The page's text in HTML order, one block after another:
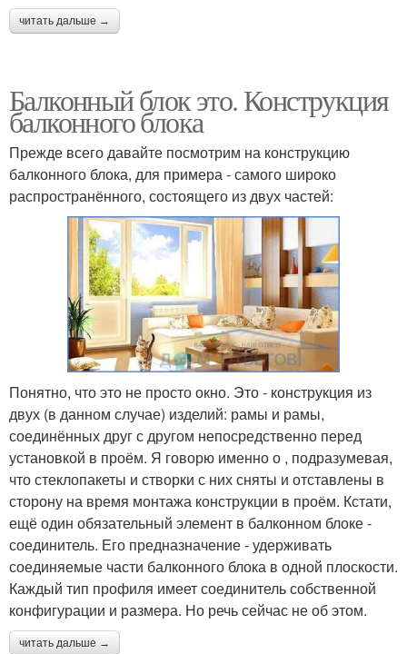
читать дальше →
Балконный блок это. Конструкция
балконного блока
Прежде всего давайте посмотрим на конструкцию
балконного блока, для примера - самого широко
распространённого, состоящего из двух частей:
Понятно, что это не просто окно. Это - конструкция из
двух (в данном случае) изделий: рамы и рамы,
соединённых друг с другом непосредственно перед
установкой в проём. Я говорю именно о , подразумевая,
что стеклопакеты и створки с них сняты и отставлены в
сторону на время монтажа конструкции в проём. Кстати,
ещё один обязательный элемент в балконном блоке -
соединитель. Его предназначение - удерживать
соединяемые части балконного блока в одной плоскости.
Каждый тип профиля имеет соединитель собственной
конфигурации и размера. Но речь сейчас не об этом.
читать дальше →